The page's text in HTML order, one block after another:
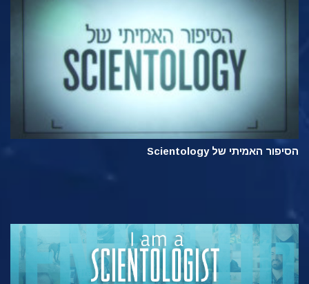
הסיפור האמיתי של Scientology